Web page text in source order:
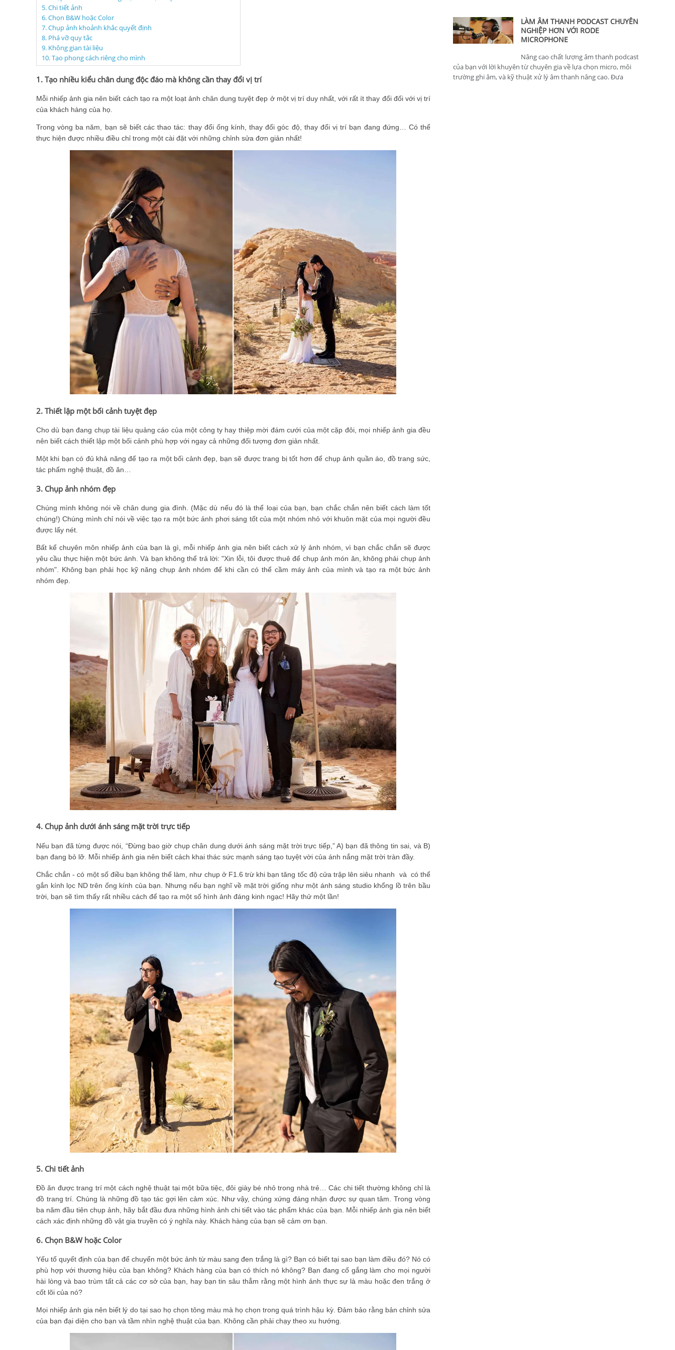
5. Chi tiết ảnh
6. Chọn B&W hoặc Color
7. Chụp ảnh khoảnh khắc quyết định
8. Phá vỡ quy tắc
9. Không gian tài liệu
10. Tạo phong cách riêng cho mình
1. Tạo nhiều kiểu chân dung độc đáo mà không cần thay đổi vị trí
Mỗi nhiếp ảnh gia nên biết cách tạo ra một loạt ảnh chân dung tuyệt đẹp ở một vị trí duy nhất, với rất ít thay đổi đối với vị trí
của khách hàng của họ.
Trong vòng ba năm, bạn sẽ biết các thao tác: thay đổi ống kính, thay đổi góc độ, thay đổi vị trí bạn đang đứng… Có thể
thực hiện được nhiều điều chỉ trong một cài đặt với những chỉnh sửa đơn giản nhất!
2. Thiết lập một bối cảnh tuyệt đẹp
Cho dù bạn đang chụp tài liệu quảng cáo của một công ty hay thiệp mời đám cưới của một cặp đôi, mọi nhiếp ảnh gia đều
nên biết cách thiết lập một bối cảnh phù hợp với ngay cả những đối tượng đơn giản nhất.
Một khi bạn có đủ khả năng để tạo ra một bối cảnh đẹp, bạn sẽ được trang bị tốt hơn để chụp ảnh quần áo, đồ trang sức,
tác phẩm nghệ thuật, đồ ăn…
3. Chụp ảnh nhóm đẹp
Chúng mình không nói về chân dung gia đình. (Mặc dù nếu đó là thể loại của bạn, bạn chắc chắn nên biết cách làm tốt
chúng!) Chúng mình chỉ nói về việc tạo ra một bức ảnh phơi sáng tốt của một nhóm nhỏ với khuôn mặt của mọi người đều
được lấy nét.
Bất kể chuyên môn nhiếp ảnh của bạn là gì, mỗi nhiếp ảnh gia nên biết cách xử lý ảnh nhóm, vì bạn chắc chắn sẽ được
yêu cầu thực hiện một bức ảnh. Và bạn không thể trả lời: "Xin lỗi, tôi được thuê để chụp ảnh món ăn, không phải chụp ảnh
nhóm". Không bạn phải học kỹ năng chụp ảnh nhóm để khi cần có thể cầm máy ảnh của mình và tạo ra một bức ảnh
nhóm đẹp.
4. Chụp ảnh dưới ánh sáng mặt trời trực tiếp
Nếu bạn đã từng được nói, “Đừng bao giờ chụp chân dung dưới ánh sáng mặt trời trực tiếp,” A) bạn đã thông tin sai, và B)
bạn đang bỏ lỡ. Mỗi nhiếp ảnh gia nên biết cách khai thác sức mạnh sáng tạo tuyệt vời của ánh nắng mặt trời tràn đầy.
Chắc chắn - có một số điều bạn không thể làm, như chụp ở F1.6 trừ khi bạn tăng tốc độ cửa trập lên siêu nhanh và có thể
gắn kính lọc ND trên ống kính của bạn. Nhưng nếu bạn nghĩ về mặt trời giống như một ánh sáng studio khổng lồ trên bầu
trời, bạn sẽ tìm thấy rất nhiều cách để tạo ra một số hình ảnh đáng kinh ngạc! Hãy thử một lần!
5. Chi tiết ảnh
Đồ ăn được trang trí một cách nghệ thuật tại một bữa tiệc, đôi giày bé nhỏ trong nhà trẻ… Các chi tiết thường không chỉ là
đồ trang trí. Chúng là những đồ tạo tác gợi lên cảm xúc. Như vậy, chúng xứng đáng nhận được sự quan tâm. Trong vòng
ba năm đầu tiên chụp ảnh, hãy bắt đầu đưa những hình ảnh chi tiết vào tác phẩm khác của bạn. Mỗi nhiếp ảnh gia nên biết
cách xác định những đồ vật gia truyền có ý nghĩa này. Khách hàng của bạn sẽ cảm ơn bạn.
6. Chọn B&W hoặc Color
Yếu tố quyết định của bạn để chuyển một bức ảnh từ màu sang đen trắng là gì? Bạn có biết tại sao bạn làm điều đó? Nó có
phù hợp với thương hiệu của bạn không? Khách hàng của bạn có thích nó không? Bạn đang cố gắng làm cho mọi người
hài lòng và bao trùm tất cả các cơ sở của bạn, hay bạn tin sâu thẳm rằng một hình ảnh thực sự là màu hoặc đen trắng ở
cốt lõi của nó?
Mọi nhiếp ảnh gia nên biết lý do tại sao họ chọn tông màu mà họ chọn trong quá trình hậu kỳ. Đảm bảo rằng bản chỉnh sửa
của bạn đại diện cho bạn và tầm nhìn nghệ thuật của bạn. Không cần phải chạy theo xu hướng.
LÀM ÂM THANH PODCAST CHUYÊN
NGHIỆP HƠN VỚI RODE
MICROPHONE
Nâng cao chất lượng âm thanh podcast
của bạn với lời khuyên từ chuyên gia về lựa chọn micro, môi
trường ghi âm, và kỹ thuật xử lý âm thanh nâng cao. Đưa